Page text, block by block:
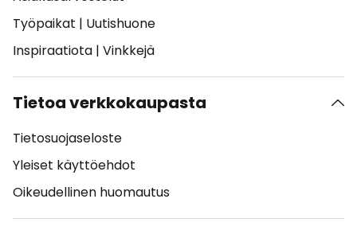
Työpaikat | Uutishuone
Inspiraatiota | Vinkkejä
Tietoa verkkokaupasta
Tietosuojaseloste
Yleiset käyttöehdot
Oikeudellinen huomautus